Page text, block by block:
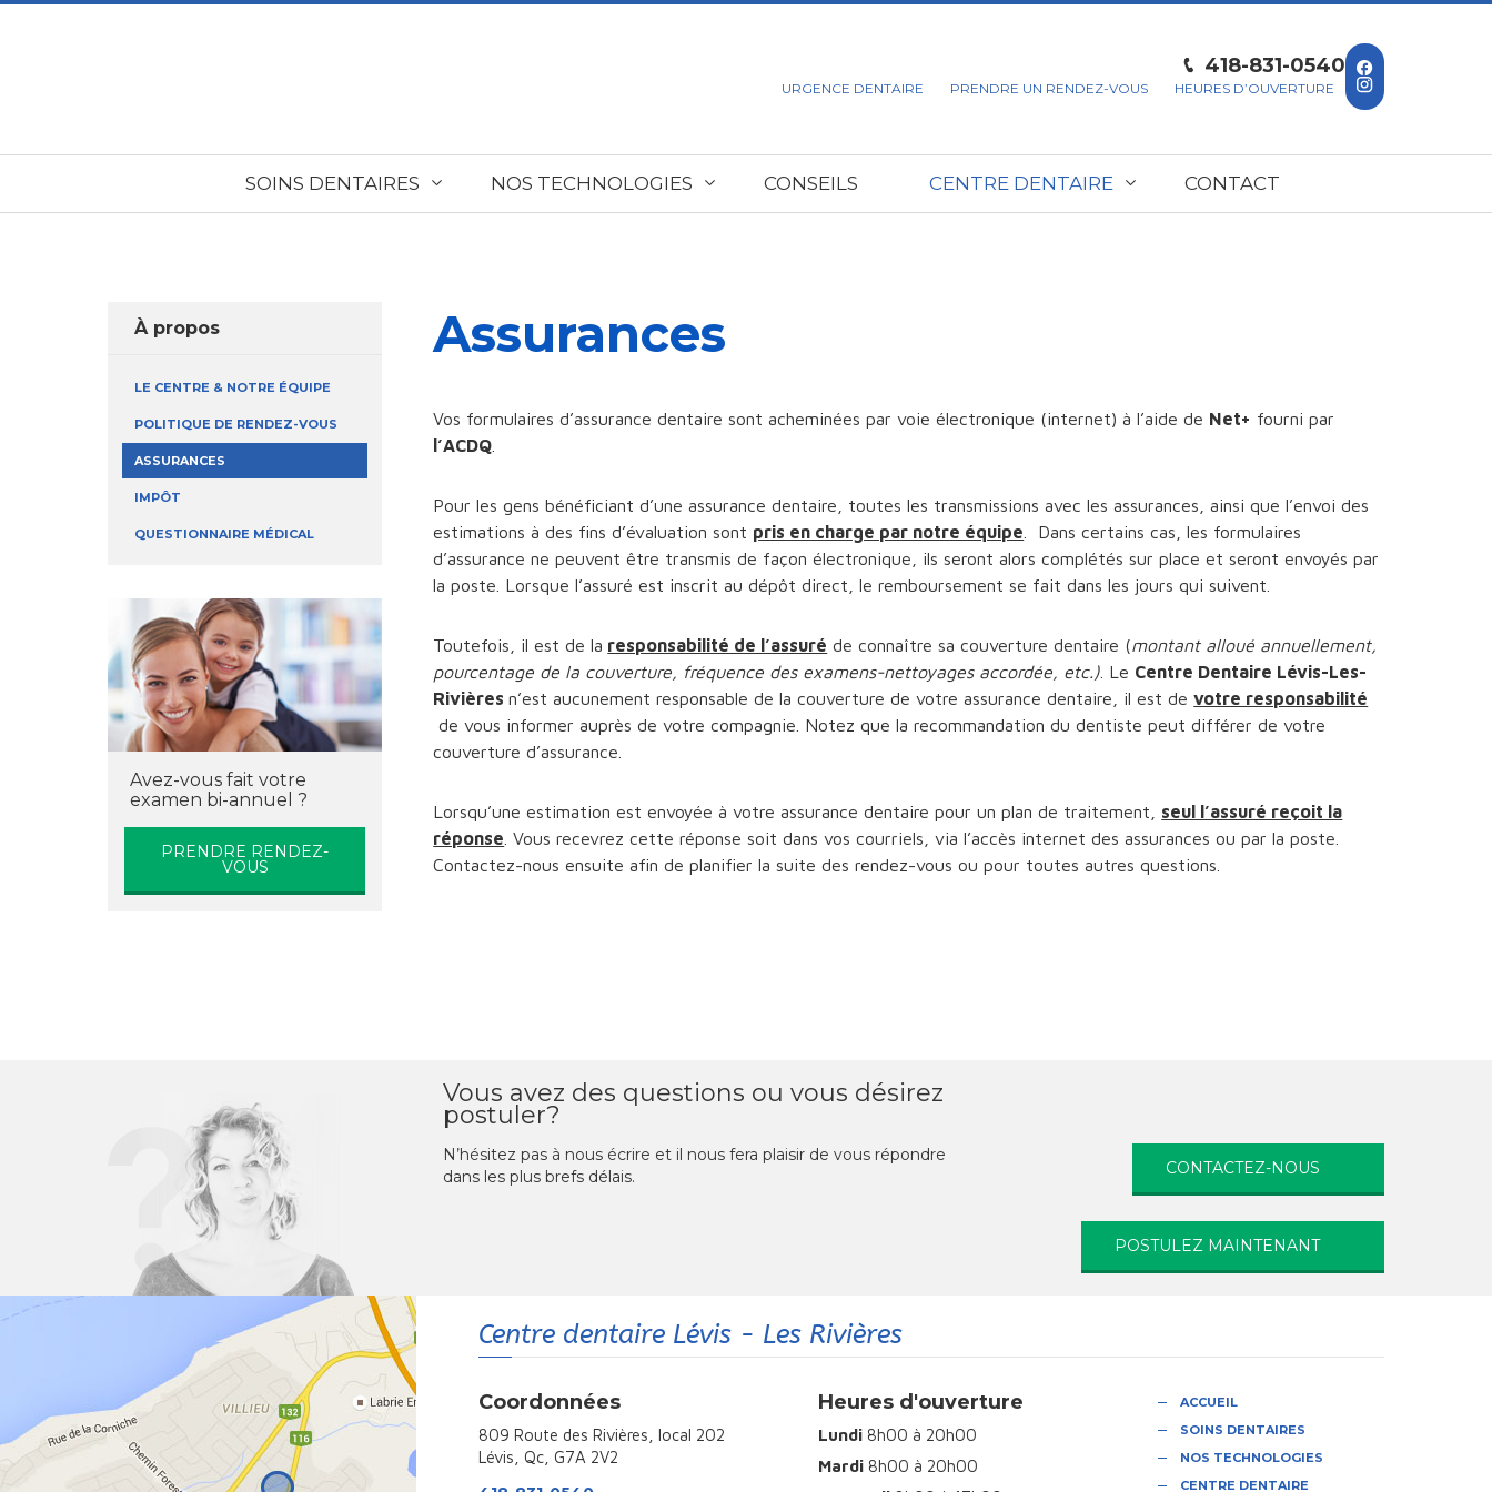
URGENCE DENTAIRE PRENDRE UN RENDEZ-VOUS HEURES D’OUVERTURE
418-831-0540
SOINS DENTAIRES NOS TECHNOLOGIES CONSEILS CENTRE DENTAIRE CONTACT
À propos
LE CENTRE & NOTRE ÉQUIPE
POLITIQUE DE RENDEZ-VOUS
ASSURANCES
IMPÔT
QUESTIONNAIRE MÉDICAL
Avez-vous fait votre
examen bi-annuel ?
PRENDRE RENDEZ-
VOUS
Assurances
Vos formulaires d’assurance dentaire sont acheminées par voie électronique (internet) à l’aide de Net+ fourni par
l’ACDQ
Pour les gens bénéficiant d’une assurance dentaire, toutes les transmissions avec les assurances, ainsi que l’envoi des
estimations à des fins d’évaluation sont pris en charge par notre équipe . Dans certains cas, les formulaires
d’assurance ne peuvent être transmis de façon électronique, ils seront alors complétés sur place et seront envoyés par
la poste. Lorsque l’assuré est inscrit au dépôt direct, le remboursement se fait dans les jours qui suivent.
Toutefois, il est de la responsabilité de l’assuré de connaître sa couverture dentaire (montant alloué annuellement,
pourcentage de la couverture, fréquence des examens-nettoyages accordée, etc.) . Le Centre Dentaire Lévis-Les-
Rivièresn’est aucunement responsable de la couverture de votre assurance dentaire, il est devotre responsabilité
de vous informer auprès de votre compagnie. Notez que la recommandation du dentiste peut différer de votre
couverture d’assurance.
Lorsqu’une estimation est envoyée à votre assurance dentaire pour un plan de traitement, seul l’assuré reçoit la
réponse . Vous recevrez cette réponse soit dans vos courriels, via l’accès internet des assurances ou par la poste.
Contactez-nous ensuite afin de planifier la suite des rendez-vous ou pour toutes autres questions.
Vous avez des questions ou vous désirez
postuler?
N’hésitez pas à nous écrire et il nous fera plaisir de vous répondre
dans les plus brefs délais.
CONTACTEZ-NOUS
POSTULEZ MAINTENANT
Centre dentaire Lévis - Les Rivières
Coordonnées
809 Route des Rivières, local 202
Lévis, Qc, G7A 2V2
Heures d'ouverture
Lundi8h00 à 20h00
Mardi8h00 à 20h00
ACCUEIL
SOINS DENTAIRES
NOS TECHNOLOGIES
CENTRE DENTAIRE